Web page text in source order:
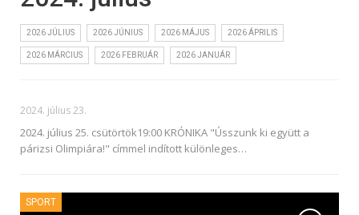
2026 JÚLIUS 2026 JÚNIUS 2026 MÁJUS 2026 ÁPRILIS
2026 MÁRCIUS 2026 FEBRUÁR 2026 JANUÁR
2024. július 23.
2024. július 25. csütörtök19:00 KRÓNIKA "Ússzunk ki együtt a
párizsi Olimpiára!" címmel indított különleges…
SPORT